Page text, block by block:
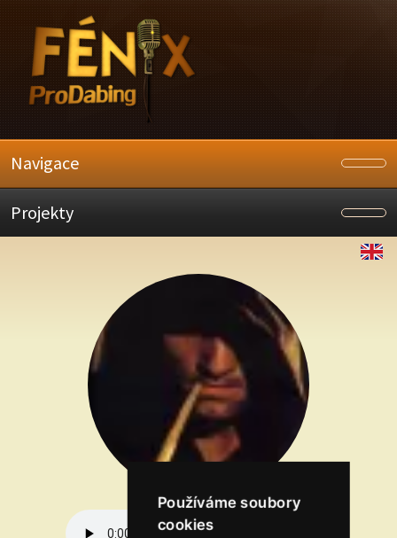
Používáme soubory
cookies
Navigace
Projekty